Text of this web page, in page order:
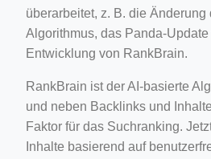
überarbeitet, z. B. die
Algorithmus, das Panda-
Entwicklung von RankBrain.
RankBrain ist der AI-basierte
und neben Backlinks und
Faktor für das Suchranking.
Inhalte basierend auf